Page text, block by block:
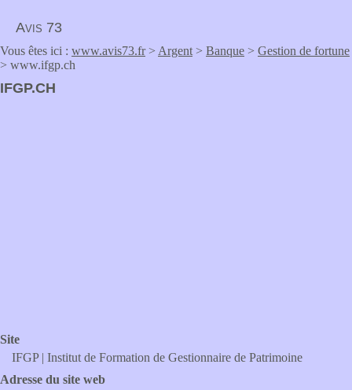
Avis 73
Vous êtes ici : www.avis73.fr> Argent > Banque > Gestion de fortune
> www.ifgp.ch
IFGP.CH
Site
IFGP | Institut de Formation de Gestionnaire de Patrimoine
Adresse du site web